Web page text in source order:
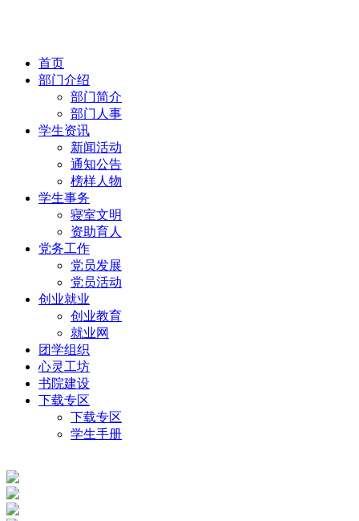
首页
部门介绍
部门简介
部门人事
学生资讯
新闻活动
通知公告
榜样人物
学生事务
寝室文明
资助育人
党务工作
党员发展
党员活动
创业就业
创业教育
就业网
团学组织
心灵工坊
书院建设
下载专区
下载专区
学生手册